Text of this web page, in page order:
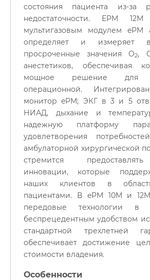
состояния пациента из-за
недостаточности. EPM
мультигазовым модулем ePM
определяет и измеряет
просроченные значения O2,
анестетиков, обеспечивая
мощное решение для
операционной.
монитор ePM; ЭКГ в 3 и 5
НИАД, дыхание и
надежную платформу
удовлетворения
амбулаторной хирургической
стремится
инновации, которые
наших клиентов в
пациентами. В ePM 10M и
передовые технологии в
беспрецедентным удобством
стандартной трехлетней
обеспечивает достижение
стоимости владения.
Особенности